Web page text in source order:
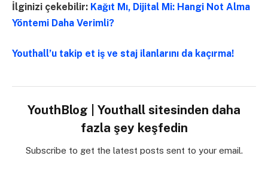
İlginizi çekebilir: Kağıt Mı, Dijital Mi: Hangi Not Alma
Yöntemi Daha Verimli?
Youthall’u takip et iş ve staj ilanlarını da kaçırma!
YouthBlog | Youthall sitesinden daha
fazla şey keşfedin
Subscribe to get the latest posts sent to your email.